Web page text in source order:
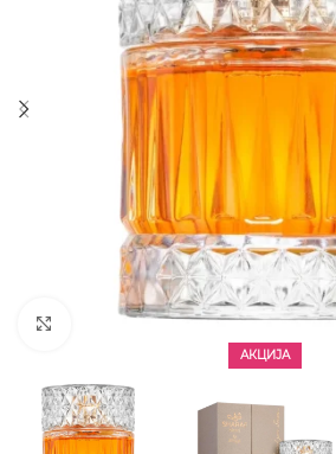
АКЦИЈА
CLICK TO ENLARGE